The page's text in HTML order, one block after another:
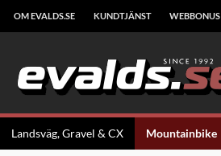
OM EVALDS.SE KUNDTJÄNST WEBBONUS
Landsväg, Gravel & CX Mountainbike